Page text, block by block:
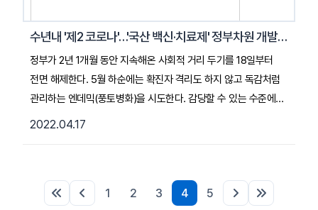
수년내 '제2 코로나'…'국산 백신·치료제' 정부차원 개발 역량 키워야
정부가 2년 1개월 동안 지속해온 사회적 거리 두기를 18일부터
전면 해제한다. 5월 하순에는 확진자 격리도 하지 않고 독감처럼
관리하는 엔데믹(풍토병화)을 시도한다. 감당할 수 있는 수준에서
피해를 관리하며 일상으로 돌아간다는 의미다. 하지만 안심할
역량을 제대로 갖추고 민간 병원을 필두로 한 감염병 대응
2022.04.17
1 2 3 4 5